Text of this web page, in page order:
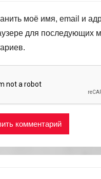
моё имя, email и
для последующих